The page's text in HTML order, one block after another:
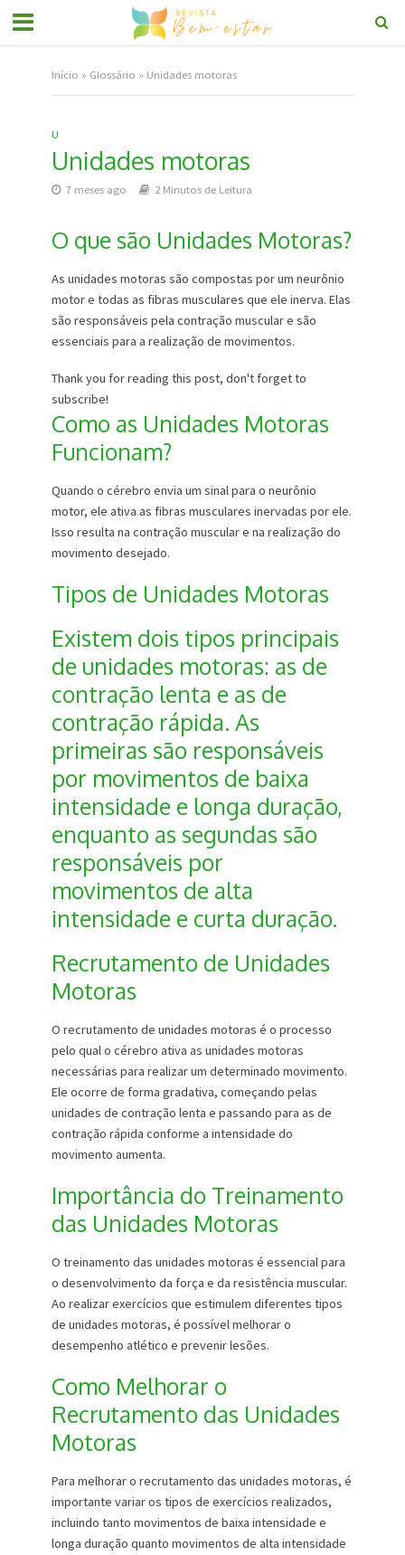
Início » Glossário » Unidades motoras
U
Unidades motoras
7 meses ago 2 Minutos de Leitura
O que são Unidades Motoras?
As unidades motoras são compostas por um neurônio
motor e todas as fibras musculares que ele inerva. Elas
são responsáveis pela contração muscular e são
essenciais para a realização de movimentos.
Thank you for reading this post, don't forget to
subscribe!
Como as Unidades Motoras
Funcionam?
Quando o cérebro envia um sinal para o neurônio
motor, ele ativa as fibras musculares inervadas por ele.
Isso resulta na contração muscular e na realização do
movimento desejado.
Tipos de Unidades Motoras
Existem dois tipos principais
de unidades motoras: as de
contração lenta e as de
contração rápida. As
primeiras são responsáveis
por movimentos de baixa
intensidade e longa duração,
enquanto as segundas são
responsáveis por
movimentos de alta
intensidade e curta duração.
Recrutamento de Unidades
Motoras
O recrutamento de unidades motoras é o processo
pelo qual o cérebro ativa as unidades motoras
necessárias para realizar um determinado movimento.
Ele ocorre de forma gradativa, começando pelas
unidades de contração lenta e passando para as de
contração rápida conforme a intensidade do
movimento aumenta.
Importância do Treinamento
das Unidades Motoras
O treinamento das unidades motoras é essencial para
o desenvolvimento da força e da resistência muscular.
Ao realizar exercícios que estimulem diferentes tipos
de unidades motoras, é possível melhorar o
desempenho atlético e prevenir lesões.
Como Melhorar o
Recrutamento das Unidades
Motoras
Para melhorar o recrutamento das unidades motoras, é
importante variar os tipos de exercícios realizados,
incluindo tanto movimentos de baixa intensidade e
longa duração quanto movimentos de alta intensidade